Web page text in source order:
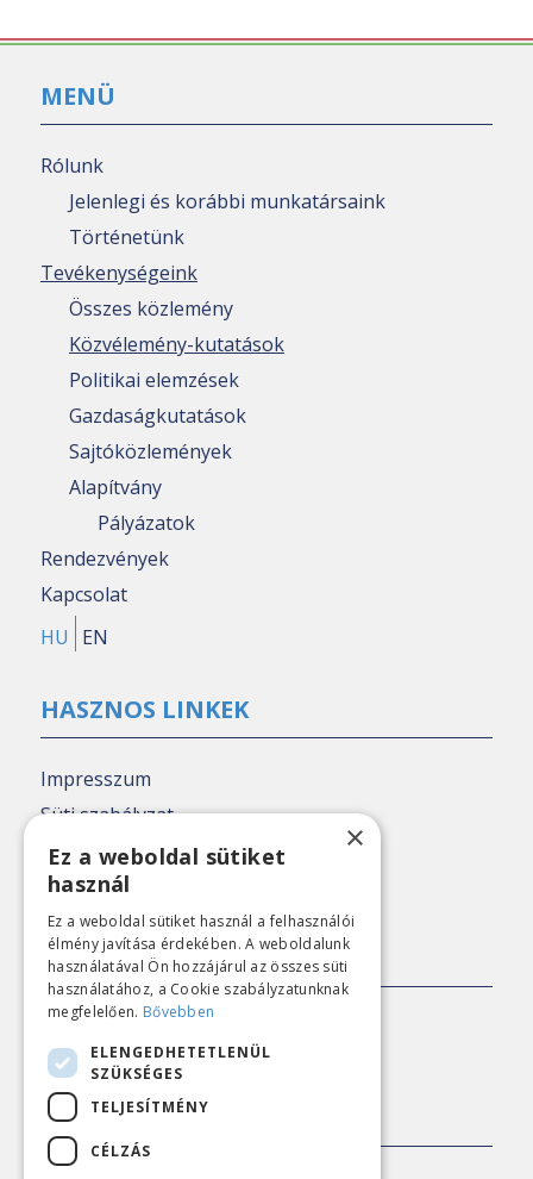
MENÜ
Rólunk
Jelenlegi és korábbi munkatársaink
Történetünk
Tevékenységeink
Összes közlemény
Közvélemény-kutatások
Politikai elemzések
Gazdaságkutatások
Sajtóközlemények
Alapítvány
Pályázatok
Rendezvények
Kapcsolat
HU
EN
HASZNOS LINKEK
Impresszum
Süti szabályzat
Adatkezelési tájékoztató
Nézőpont archív
SAJTÓKAPCSOLAT
E-mail: sajto@nezopont.hu
KAPCSOLAT
×
Ez a weboldal sütiket
használ
Ez a weboldal sütiket használ a felhasználói
élmény javítása érdekében. A weboldalunk
használatával Ön hozzájárul az összes süti
használatához, a Cookie szabályzatunknak
megfelelően. Bővebben
ELENGEDHETETLENÜL
SZÜKSÉGES
TELJESÍTMÉNY
CÉLZÁS